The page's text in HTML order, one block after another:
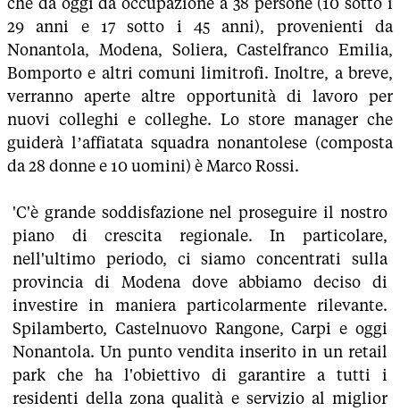
29 anni e 17 sotto i 45 anni), provenienti da
Nonantola, Modena, Soliera, Castelfranco Emilia,
Bomporto e altri comuni limitrofi. Inoltre, a breve,
verranno aperte altre opportunità di lavoro per
nuovi colleghi e colleghe. Lo store manager che
guiderà l’affiatata squadra nonantolese (composta
da 28 donne e 10 uomini) è Marco Rossi.
'C'è grande soddisfazione nel proseguire il nostro
piano di crescita regionale. In particolare,
nell'ultimo periodo, ci siamo concentrati sulla
provincia di Modena dove abbiamo deciso di
investire in maniera particolarmente rilevante.
Spilamberto, Castelnuovo Rangone, Carpi e oggi
Nonantola. Un punto vendita inserito in un retail
park che ha l'obiettivo di garantire a tutti i
residenti della zona qualità e servizio al miglior